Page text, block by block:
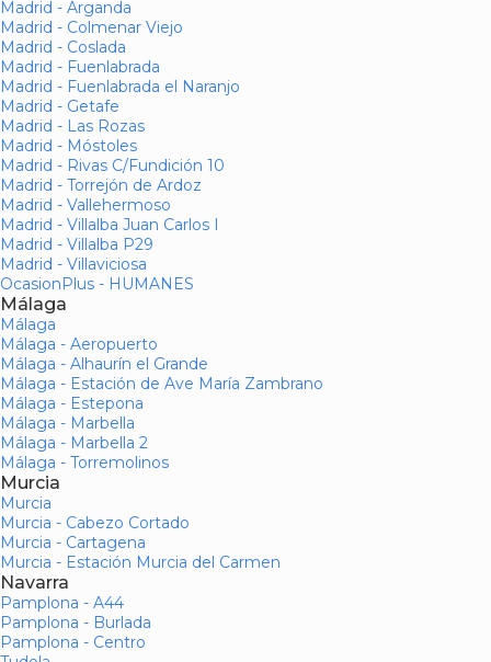
Madrid - Arganda
Madrid - Colmenar Viejo
Madrid - Coslada
Madrid - Fuenlabrada
Madrid - Fuenlabrada el Naranjo
Madrid - Getafe
Madrid - Las Rozas
Madrid - Móstoles
Madrid - Rivas C/Fundición 10
Madrid - Torrejón de Ardoz
Madrid - Vallehermoso
Madrid - Villalba Juan Carlos I
Madrid - Villalba P29
Madrid - Villaviciosa
OcasionPlus - HUMANES
Málaga
Málaga
Málaga - Aeropuerto
Málaga - Alhaurín el Grande
Málaga - Estación de Ave María Zambrano
Málaga - Estepona
Málaga - Marbella
Málaga - Marbella 2
Málaga - Torremolinos
Murcia
Murcia
Murcia - Cabezo Cortado
Murcia - Cartagena
Murcia - Estación Murcia del Carmen
Navarra
Pamplona - A44
Pamplona - Burlada
Pamplona - Centro